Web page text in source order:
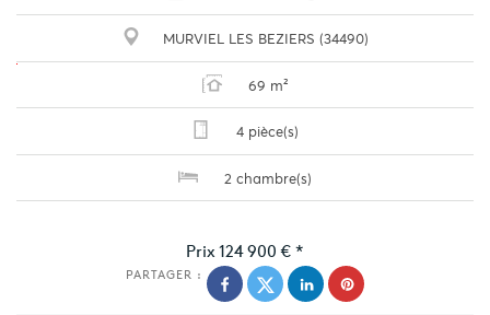
MURVIEL LES BEZIERS (34490)
69 m²
4 pièce(s)
2 chambre(s)
Prix124 900 € *
PARTAGER :